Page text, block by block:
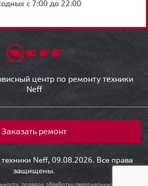
с 7:00 до 22:00
центр по ремонту техники
Neff
Заказать ремонт
Neff, 09.08.2026. Все права
защищены.
порядок обработки персональных данных